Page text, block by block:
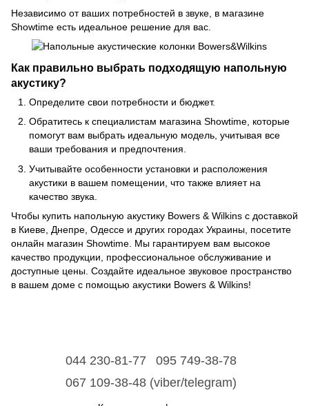
Независимо от ваших потребностей в звуке, в магазине
Showtime есть идеальное решение для вас.
Как правильно выбрать подходящую напольную
акустику?
Определите свои потребности и бюджет.
Обратитесь к специалистам магазина Showtime, которые
помогут вам выбрать идеальную модель, учитывая все
ваши требования и предпочтения.
Учитывайте особенности установки и расположения
акустики в вашем помещении, что также влияет на
качество звука.
Чтобы купить напольную акустику Bowers & Wilkins с доставкой
в Киеве, Днепре, Одессе и других городах Украины, посетите
онлайн магазин Showtime. Мы гарантируем вам высокое
качество продукции, профессиональное обслуживание и
доступные цены. Создайте идеальное звуковое пространство
в вашем доме с помощью акустики Bowers & Wilkins!
044 230-81-77
095 749-38-78
067 109-38-48 (viber/telegram)